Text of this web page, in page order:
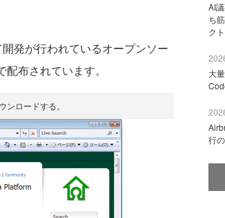
発が行われているオープンソー
配布されています。
ロードする。
AI
ち
ク
大
行